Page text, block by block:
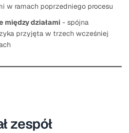
w ramach poprzedniego procesu
między działami - spójna
przyjęta w trzech wcześniej
zespół